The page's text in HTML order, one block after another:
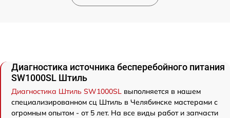
Диагностика источника бесперебойного питания
SW1000SL Штиль
Диагностика Штиль SW1000SL выполняется в нашем
специализированном сц Штиль в Челябинске мастерами с
огромным опытом - от 5 лет. На все виды работ и запчасти